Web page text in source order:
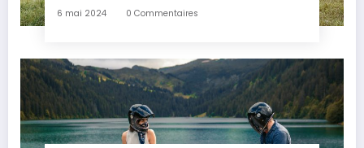
6 mai 2024 0 Commentaires